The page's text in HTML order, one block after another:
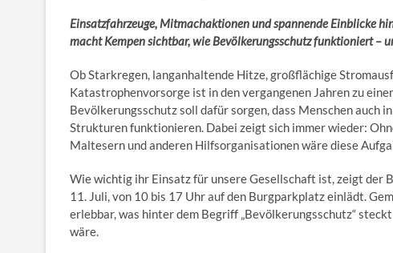
Einsatzfahrzeuge, Mitmachaktionen und spannende Einblicke
macht Kempen sichtbar, wie Bevölkerungsschutz funktioniert –
Ob Starkregen, langanhaltende Hitze, großflächige
Katastrophenvorsorge ist in den vergangenen Jahren zu
Bevölkerungsschutz soll dafür sorgen, dass Menschen
Strukturen funktionieren. Dabei zeigt sich immer wieder:
Maltesern und anderen Hilfsorganisationen wäre diese
Wie wichtig ihr Einsatz für unsere Gesellschaft ist, zeigt der
11. Juli, von 10 bis 17 Uhr auf den Burgparkplatz einlädt.
erlebbar, was hinter dem Begriff „Bevölkerungsschutz“
wäre.